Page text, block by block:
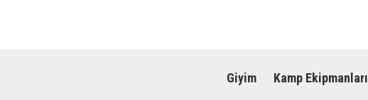
Giyim Kamp Ekipmanları